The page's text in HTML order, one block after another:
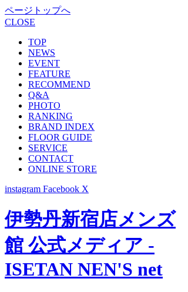
ページトップへ
CLOSE
TOP
NEWS
EVENT
FEATURE
RECOMMEND
Q&A
PHOTO
RANKING
BRAND INDEX
FLOOR GUIDE
SERVICE
CONTACT
ONLINE STORE
instagram Facebook X
伊勢丹新宿店メンズ
館 公式メディア -
ISETAN NEN'S net